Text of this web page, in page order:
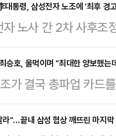
고 혐의로 기소된
다.A씨는 고의가 없었
를 받아들이지 않았
이 거짓일 수 있다는
의가 인정된다"고
중대한 처…
통령, 삼성전자 노조에 '최후 경
노사 간 2차 사후조
대통령은 노조를 향
촉구하고 나섰다.이
경제대책회의 모두
회적 약자인 노동자
단으로 뭔가를 관철
승호, 울먹이며 "최대한 양보했는
가 결국 총파업 카드
합 삼성전자 지부 위
시 40분쯤 정부세종
라"…끝내 삼성 협상 깨뜨린 마지막